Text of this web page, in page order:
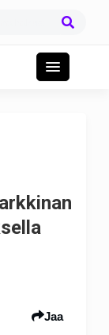
Jaa